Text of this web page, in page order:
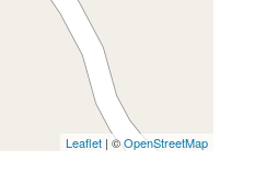
Leaflet | ©OpenStreetMap